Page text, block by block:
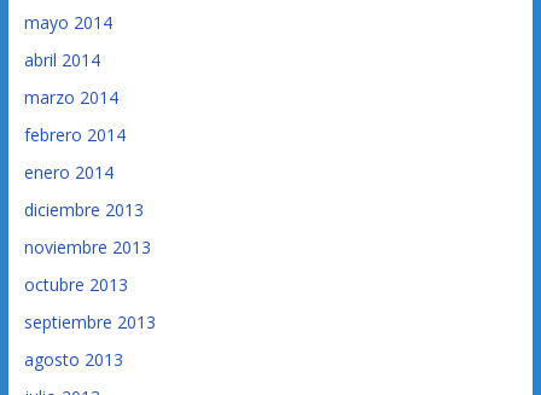
mayo 2014
abril 2014
marzo 2014
febrero 2014
enero 2014
diciembre 2013
noviembre 2013
octubre 2013
septiembre 2013
agosto 2013